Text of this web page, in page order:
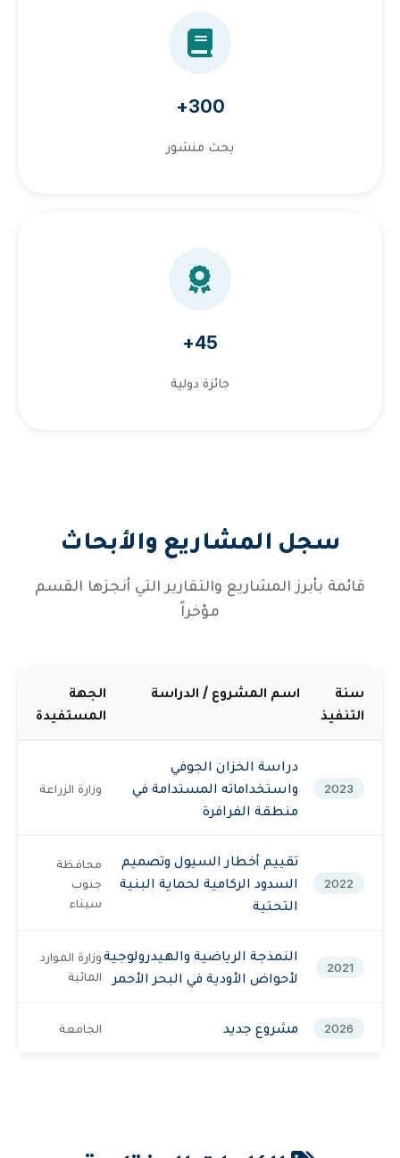
300+
بحث منشور
45+
جائزة دولية
سجل المشاريع والأبحاث
قائمة بأبرز المشاريع والتقارير التي أنجزها القسم
مؤخراً
سنة
التنفيذ
اسم المشروع / الدراسة
الجهة
المستفيدة
2023
دراسة الخزان الجوفي
واستخداماته المستدامة في
منطقة الفرافرة
وزارة الزراعة
2022
تقييم أخطار السيول وتصميم
السدود الركامية لحماية البنية
التحتية
محافظة
جنوب
سيناء
2021
النمذجة الرياضية والهيدرولوجية
لأحواض الأودية في البحر الأحمر
وزارة الموارد
المائية
2026 مشروع جديد الجامعة